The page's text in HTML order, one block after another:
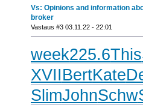
Vs: Opinions and information
broker
Vastaus #3 03.11.22 - 22:01
week225.6This
XVIIBertKate
SlimJohnSchw